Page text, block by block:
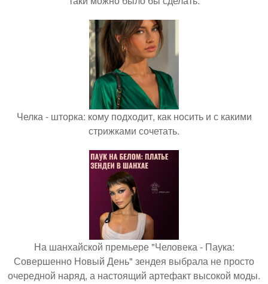
Челка - шторка: кому подходит, как носить и с какими
стрижками сочетать.
На шанхайской премьере "Человека - Паука:
Совершенно Новый День" зендея выбрала не просто
очередной наряд, а настоящий артефакт высокой моды.